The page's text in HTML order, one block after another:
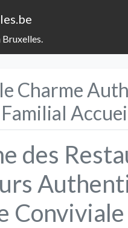
Bruxelles.
Charme
des
Conviviale